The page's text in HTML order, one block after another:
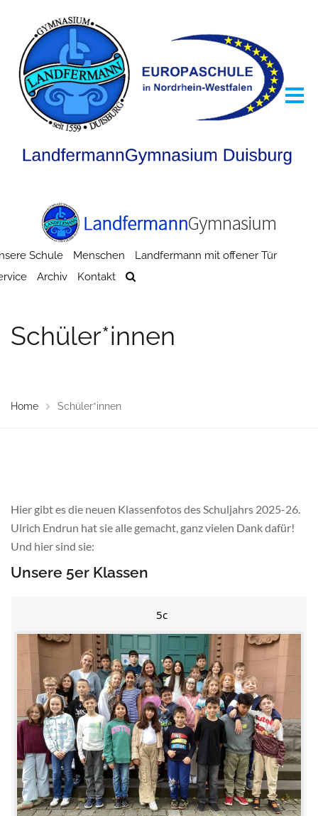
Schule Menschen
Landfermann mit offener Tür
Archiv Kontakt
Schüler*innen
Home Schüler*innen
Hier gibt es die neuen Klassenfotos des Schuljahrs 2025-26.
Ulrich Endrun hat sie alle gemacht, ganz vielen Dank dafür!
Und hier sind sie:
Unsere 5er Klassen
5c